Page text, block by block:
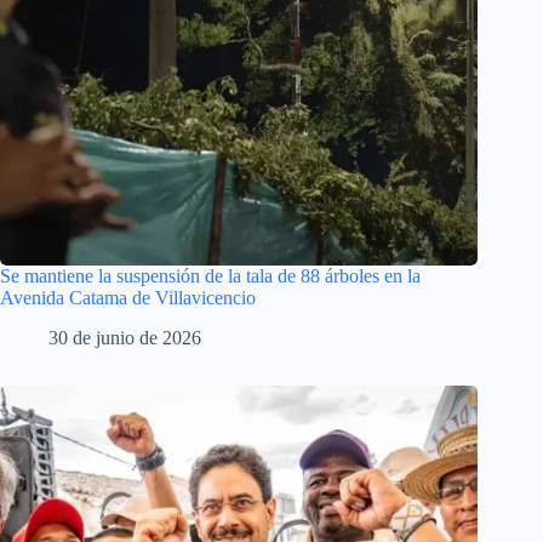
Se mantiene la suspensión de la tala de 88 árboles en la
Avenida Catama de Villavicencio
30 de junio de 2026